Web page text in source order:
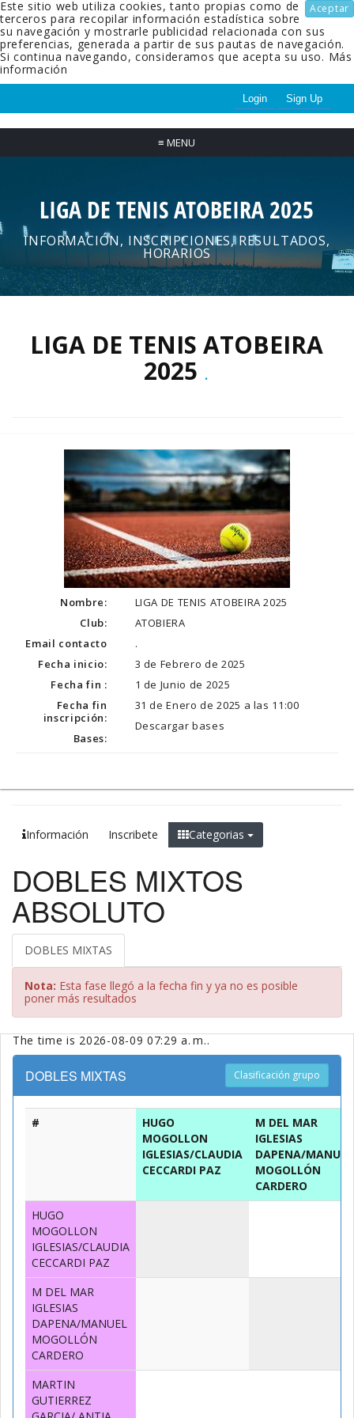
Aceptar
Este sitio web utiliza cookies, tanto propias como de
terceros para recopilar información estadística sobre
su navegación y mostrarle publicidad relacionada con sus
preferencias, generada a partir de sus pautas de navegación.
Si continua navegando, consideramos que acepta su uso. Más
información
Login Sign Up
≡ MENU
LIGA DE TENIS ATOBEIRA 2025
INFORMACIÓN, INSCRIPCIONES, RESULTADOS,
HORARIOS
LIGA DE TENIS ATOBEIRA
2025 .
Nombre:
Club:
Email contacto
Fecha inicio:
Fecha fin :
Fecha fin
inscripción:
Bases:
LIGA DE TENIS ATOBEIRA 2025
ATOBIERA
.
3 de Febrero de 2025
1 de Junio de 2025
31 de Enero de 2025 a las 11:00
Descargar bases
Información Inscribete Categorias
DOBLES MIXTOS
ABSOLUTO
DOBLES MIXTAS
Nota: Esta fase llegó a la fecha fin y ya no es posible
poner más resultados
The time is 2026-08-09 07:29 a. m..
DOBLES MIXTAS Clasificación grupo
#
HUGO
MOGOLLON
IGLESIAS/CLAUDIA
CECCARDI PAZ
M DEL MAR
IGLESIAS
DAPENA/MANUEL
MOGOLLÓN
CARDERO
HUGO
MOGOLLON
IGLESIAS/CLAUDIA
CECCARDI PAZ
M DEL MAR
IGLESIAS
DAPENA/MANUEL
MOGOLLÓN
CARDERO
MARTIN
GUTIERREZ